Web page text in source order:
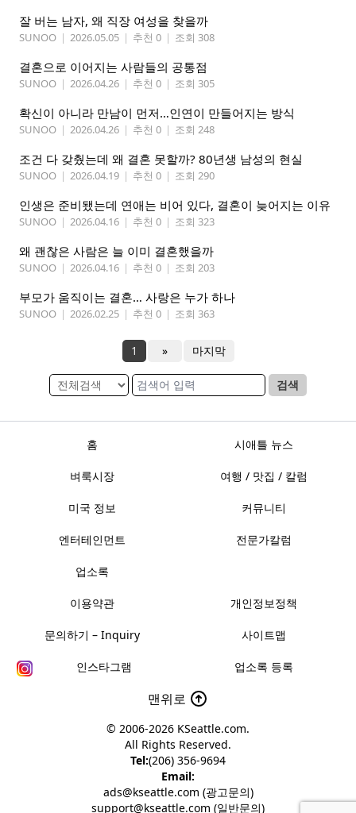
잘 버는 남자, 왜 직장 여성을 찾을까
SUNOO | 2026.05.05 | 추천 0 | 조회 308
결혼으로 이어지는 사람들의 공통점
SUNOO | 2026.04.26 | 추천 0 | 조회 305
확신이 아니라 만남이 먼저…인연이 만들어지는 방식
SUNOO | 2026.04.26 | 추천 0 | 조회 248
조건 다 갖췄는데 왜 결혼 못할까? 80년생 남성의 현실
SUNOO | 2026.04.19 | 추천 0 | 조회 290
인생은 준비됐는데 연애는 비어 있다, 결혼이 늦어지는 이유
SUNOO | 2026.04.16 | 추천 0 | 조회 323
왜 괜찮은 사람은 늘 이미 결혼했을까
SUNOO | 2026.04.16 | 추천 0 | 조회 203
부모가 움직이는 결혼… 사랑은 누가 하나
SUNOO | 2026.02.25 | 추천 0 | 조회 363
1 » 마지막
검색
홈 시애틀 뉴스
벼룩시장 여행 / 맛집 / 칼럼
미국 정보 커뮤니티
엔터테인먼트 전문가칼럼
업소록
이용약관 개인정보정책
문의하기 – Inquiry 사이트맵
인스타그램 업소록 등록
맨위로
© 2006-2026 KSeattle.com.
All Rights Reserved.
Tel:(206) 356-9694
Email:
ads@kseattle.com (광고문의)
support@kseattle.com (일반문의)